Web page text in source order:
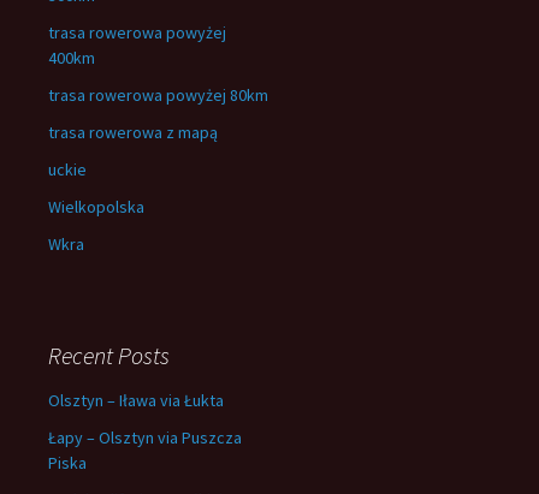
trasa rowerowa powyżej
400km
trasa rowerowa powyżej 80km
trasa rowerowa z mapą
uckie
Wielkopolska
Wkra
Recent Posts
Olsztyn – Iława via Łukta
Łapy – Olsztyn via Puszcza
Piska